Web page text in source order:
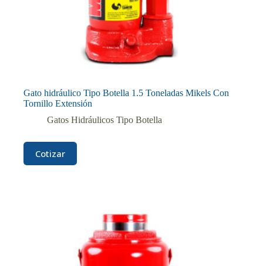
Gato hidráulico Tipo Botella 1.5 Toneladas Mikels Con
Tornillo Extensión
Gatos Hidráulicos Tipo Botella
Cotizar